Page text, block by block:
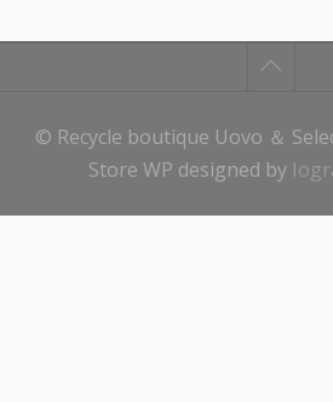
© Recycle boutique Uovo ＆
Store WP designed by